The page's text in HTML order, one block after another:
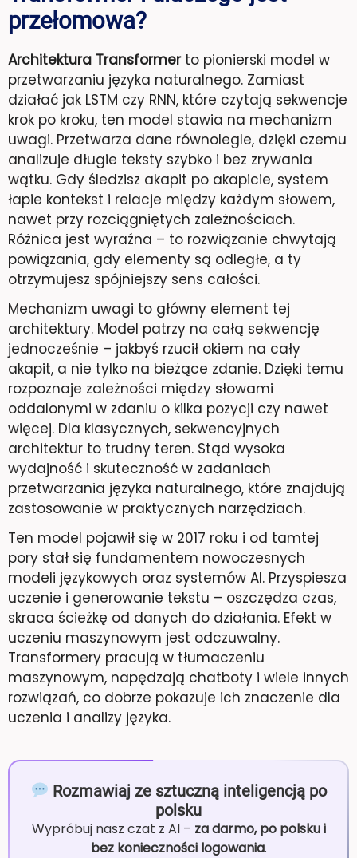
przełomowa?
Architektura Transformerto pionierski model w
przetwarzaniu języka naturalnego. Zamiast
działać jak LSTM czy RNN, które czytają sekwencje
krok po kroku, ten model stawia na mechanizm
uwagi. Przetwarza dane równolegle, dzięki czemu
analizuje długie teksty szybko i bez zrywania
wątku. Gdy śledzisz akapit po akapicie, system
łapie kontekst i relacje między każdym słowem,
nawet przy rozciągniętych zależnościach.
Różnica jest wyraźna – to rozwiązanie chwytają
powiązania, gdy elementy są odległe, a ty
otrzymujesz spójniejszy sens całości.
Mechanizm uwagi to główny element tej
architektury. Model patrzy na całą sekwencję
jednocześnie – jakbyś rzucił okiem na cały
akapit, a nie tylko na bieżące zdanie. Dzięki temu
rozpoznaje zależności między słowami
oddalonymi w zdaniu o kilka pozycji czy nawet
więcej. Dla klasycznych, sekwencyjnych
architektur to trudny teren. Stąd wysoka
wydajność i skuteczność w zadaniach
przetwarzania języka naturalnego, które znajdują
zastosowanie w praktycznych narzędziach.
Ten model pojawił się w 2017 roku i od tamtej
pory stał się fundamentem nowoczesnych
modeli językowych oraz systemów AI. Przyspiesza
uczenie i generowanie tekstu – oszczędza czas,
skraca ścieżkę od danych do działania. Efekt w
uczeniu maszynowym jest odczuwalny.
Transformery pracują w tłumaczeniu
maszynowym, napędzają chatboty i wiele innych
rozwiązań, co dobrze pokazuje ich znaczenie dla
uczenia i analizy języka.
Rozmawiaj ze sztuczną inteligencją po
polsku
Wypróbuj nasz czat z AI – za darmo, po polsku i
bez konieczności logowania.